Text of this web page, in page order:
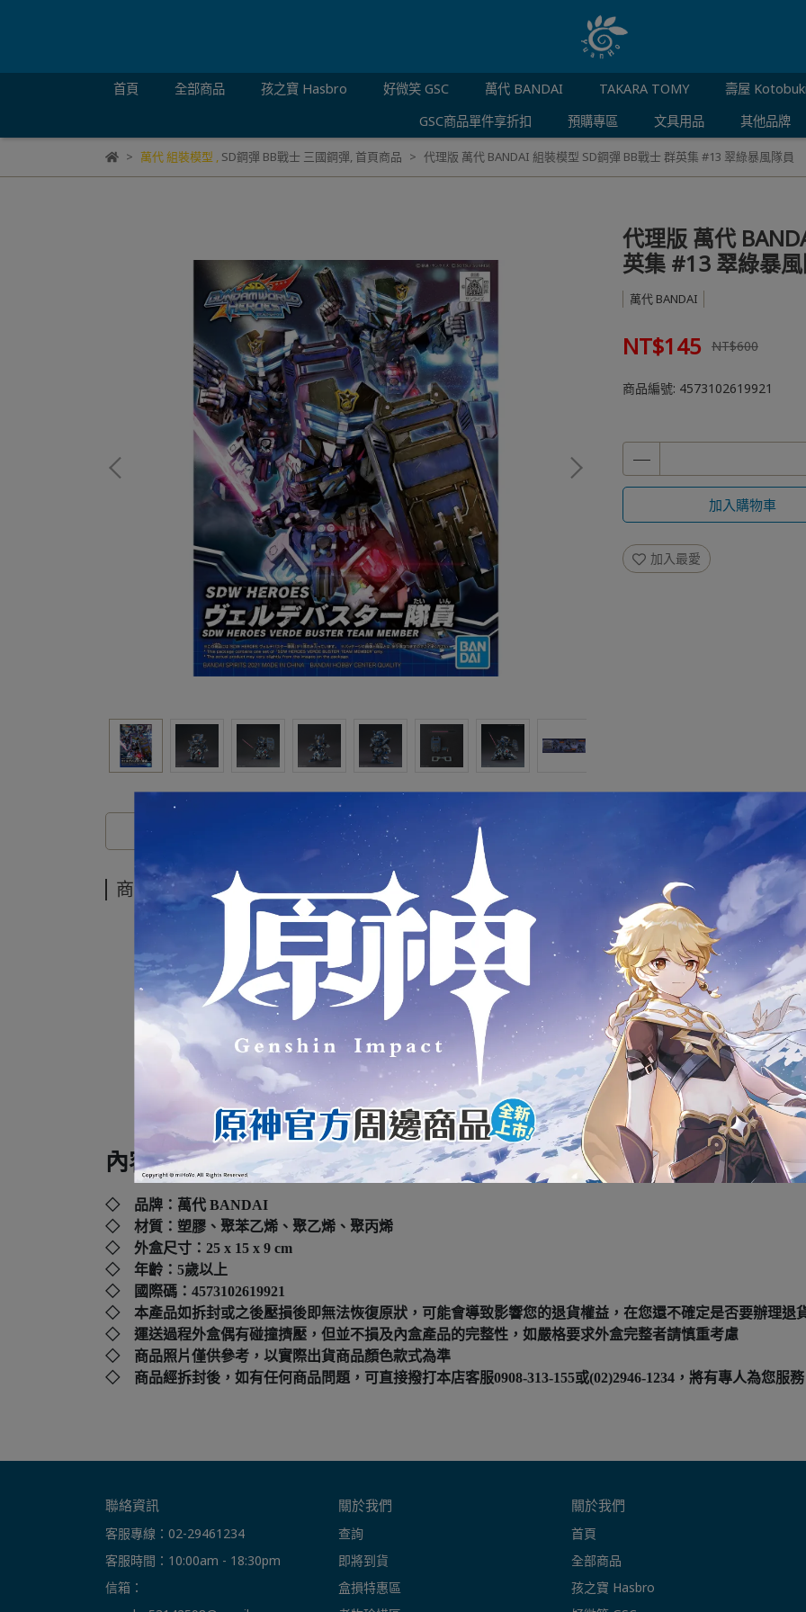
首頁 全部商品 孩之寶 Hasbro 好微笑 GSC 萬代 BANDAI TAKARA TOMY
壽屋
GSC商品單件享折扣
預購專區 文具用品 其他品牌
萬代 組裝模型 , SD鋼彈 BB戰士 三國鋼彈, 首頁商品 代理版 萬代 BANDAI 組裝模型 SD鋼彈 BB戰士 群英集 #13 翠綠暴風隊員
代理版 萬代
英集 #13 翠綠暴
萬代 BANDAI
NT$145 NT$600
商品編號: 4573102619921
加入購物車
加入最愛
商品介紹
代理版 萬代 BANDAI 組裝模型 SD鋼
群英集 #13 翠綠暴風隊員
全新未拆封
下標前請先詢問
內容規格：
◇ 品牌：萬代 BANDAI
◇ 材質：塑膠、聚苯乙烯、聚乙烯、聚丙烯
◇ 外盒尺寸： 25 x 15 x 9 cm
◇ 年齡：5歲以上
◇ 國際碼： 4573102619921
◇ 本產品如拆封或之後壓損後即無法恢復原狀，可能會導致影響您的退貨權益，在您還不確定是否要辦理退
◇ 運送過程外盒偶有碰撞擠壓，但並不損及內盒產品的完整性，如嚴格要求外盒完整者請慎重考慮
◇ 商品照片僅供參考，以實際出貨商品顏色款式為準
◇ 商品經拆封後，如有任何商品問題，可直接撥打本店客服0908-313-155或(02)2946-1234，將有專人為您服務
聯絡資訊
客服專線：02-29461234
客服時間：10:00am - 18:30pm
信箱：
關於我們
查詢
即將到貨
盒損特惠區
關於我們
首頁
全部商品
孩之寶 Hasbro